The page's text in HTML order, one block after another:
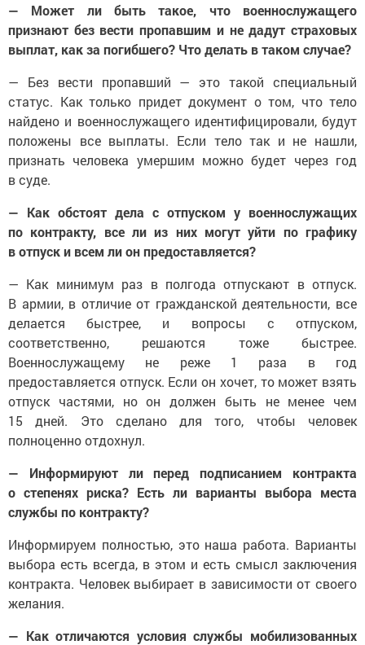
— Может ли быть такое, что военнослужащего
признают без вести пропавшим и не дадут страховых
выплат, как за погибшего? Что делать в таком случае?
— Без вести пропавший — это такой специальный
статус. Как только придет документ о том, что тело
найдено и военнослужащего идентифицировали, будут
положены все выплаты. Если тело так и не нашли,
признать человека умершим можно будет через год
в суде.
— Как обстоят дела с отпуском у военнослужащих
по контракту, все ли из них могут уйти по графику
в отпуск и всем ли он предоставляется?
— Как минимум раз в полгода отпускают в отпуск.
В армии, в отличие от гражданской деятельности, все
делается быстрее, и вопросы с отпуском,
соответственно, решаются тоже быстрее.
Военнослужащему не реже 1 раза в год
предоставляется отпуск. Если он хочет, то может взять
отпуск частями, но он должен быть не менее чем
15 дней. Это сделано для того, чтобы человек
полноценно отдохнул.
— Информируют ли перед подписанием контракта
о степенях риска? Есть ли варианты выбора места
службы по контракту?
Информируем полностью, это наша работа. Варианты
выбора есть всегда, в этом и есть смысл заключения
контракта. Человек выбирает в зависимости от своего
желания.
— Как отличаются условия службы мобилизованных